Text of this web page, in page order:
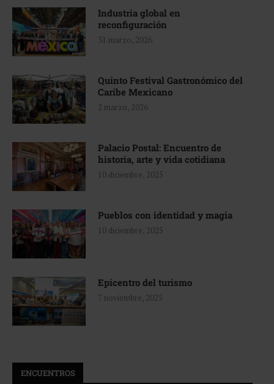
Industria global en
reconfiguración
31 marzo, 2026
Quinto Festival Gastronómico del
Caribe Mexicano
2 marzo, 2026
Palacio Postal: Encuentro de
historia, arte y vida cotidiana
10 diciembre, 2025
Pueblos con identidad y magia
10 diciembre, 2025
Epicentro del turismo
7 noviembre, 2025
ENCUENTROS